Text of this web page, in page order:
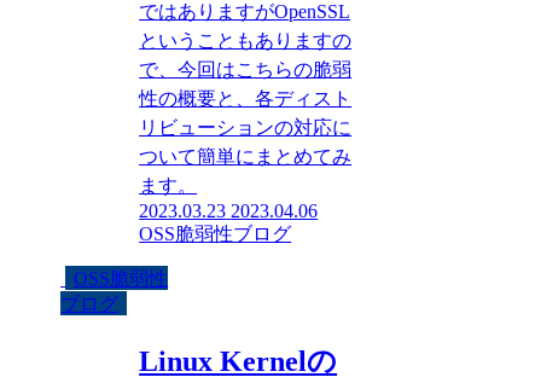
ではありますがOpenSSL
ということもありますの
で、今回はこちらの脆弱
性の概要と、各ディスト
リビューションの対応に
ついて簡単にまとめてみ
ます。
2023.03.23 2023.04.06
OSS脆弱性ブログ
OSS脆弱性
ブログ
Linux Kernelの